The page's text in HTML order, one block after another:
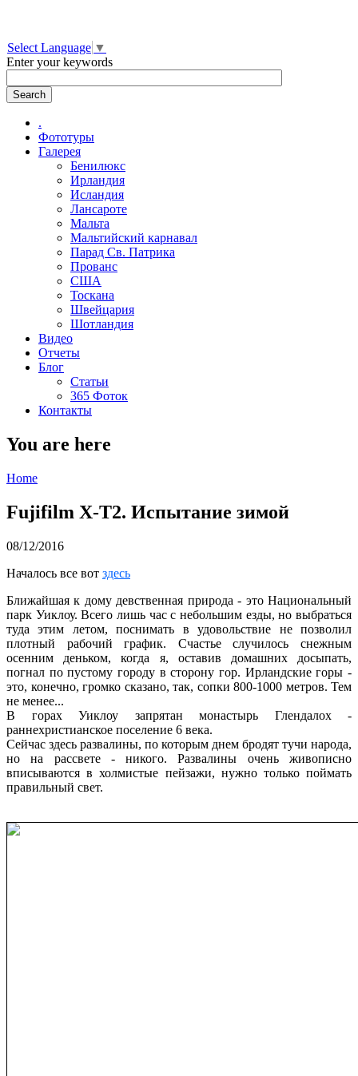
Select Language ▼
Enter your keywords
.
Фототуры
Галерея
Бенилюкс
Ирландия
Исландия
Лансароте
Мальта
Мальтийский карнавал
Парад Св. Патрика
Прованс
США
Тоскана
Швейцария
Шотландия
Видео
Отчеты
Блог
Статьи
365 Фоток
Контакты
You are here
Home
Fujifilm X-T2. Испытание зимой
08/12/2016
Началось все вот здесь
Ближайшая к дому девственная природа - это Национальный
парк Уиклоу. Всего лишь час с небольшим езды, но выбраться
туда этим летом, поснимать в удовольствие не позволил
плотный рабочий график. Счастье случилось снежным
осенним деньком, когда я, оставив домашних досыпать,
погнал по пустому городу в сторону гор. Ирландские горы -
это, конечно, громко сказано, так, сопки 800-1000 метров. Тем
не менее...
В горах Уиклоу запрятан монастырь Глендалох -
раннехристианское поселение 6 века.
Сейчас здесь развалины, по которым днем бродят тучи народа,
но на рассвете - никого. Развалины очень живописно
вписываются в холмистые пейзажи, нужно только поймать
правильный свет.